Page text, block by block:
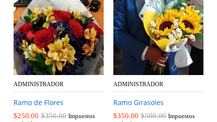
ADMINISTRADOR
Ramo de Flores
$250.00 $350.00 Impuestos
ADMINISTRADOR
Ramo Girasoles
$350.00 $500.00 Impuestos